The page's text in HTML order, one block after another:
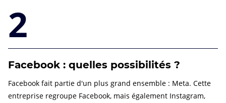
2
Facebook : quelles possibilités ?
Facebook fait partie d'un plus grand ensemble : Meta. Cette
entreprise regroupe Facebook, mais également Instagram,